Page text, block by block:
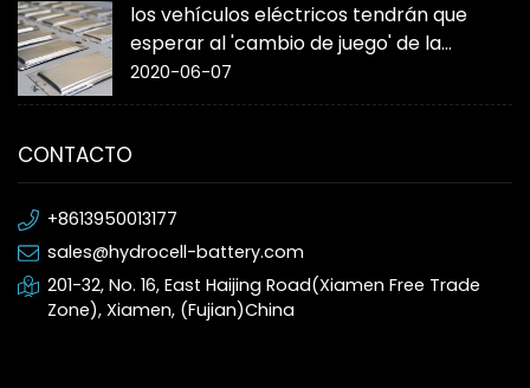
los vehículos eléctricos tendrán que
esperar al 'cambio de juego' de la
batería de estado sólido
2020-06-07
CONTACTO
+8613950013177
sales@hydrocell-battery.com
201-32, No. 16, East Haijing Road(Xiamen Free Trade
Zone), Xiamen, (Fujian)China